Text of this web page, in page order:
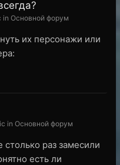
in Основной форум
их персонажи или
in Основной форум
раз замесили
есть ли